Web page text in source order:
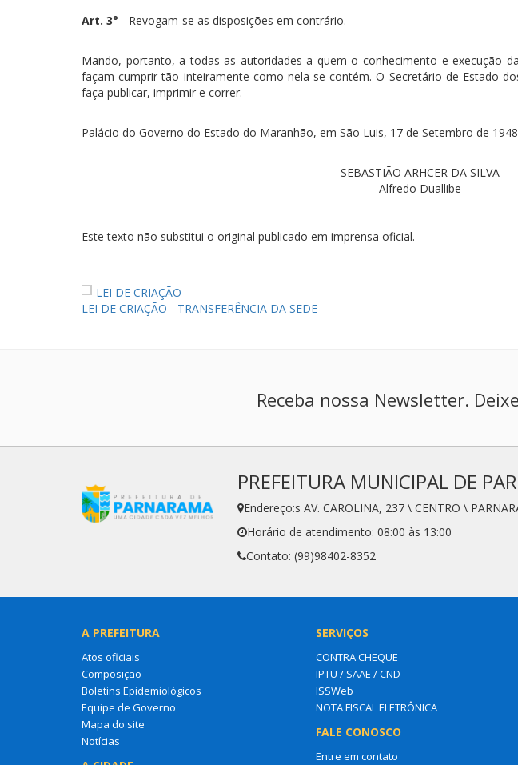
Art. 3° - Revogam-se as disposições em contrário.
Mando, portanto, a todas as autoridades a quem o conhecimento e execução
façam cumprir tão inteiramente como nela se contém. O Secretário de Estado
faça publicar, imprimir e correr.
Palácio do Governo do Estado do Maranhão, em São Luis, 17 de Setembro de
SEBASTIÃO ARHCER DA SILVA
Alfredo Duallibe
Este texto não substitui o original publicado em imprensa oficial.
LEI DE CRIAÇÃO
LEI DE CRIAÇÃO - TRANSFERÊNCIA DA SEDE
Receba nossa Newsletter.
PREFEITURA MUNICIPAL DE
Endereço:s AV. CAROLINA, 237 \ CENTRO \
Horário de atendimento: 08:00 às 13:00
Contato: (99)98402-8352
A PREFEITURA
Atos oficiais
Composição
Boletins Epidemiológicos
Equipe de Governo
Mapa do site
Notícias
SERVIÇOS
CONTRA CHEQUE
IPTU / SAAE / CND
ISSWeb
NOTA FISCAL ELETRÔNICA
FALE CONOSCO
Entre em contato